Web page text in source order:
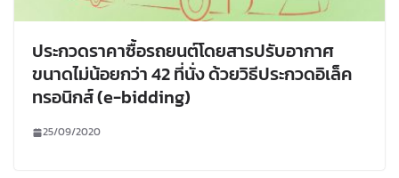
ประกวดราคาซื้อรถยนต์โดยสารปรับอากาศ
ขนาดไม่น้อยกว่า 42 ที่นั่ง ด้วยวิธีประกวดอิเล็ค
ทรอนิกส์ (e-bidding)
25/09/2020